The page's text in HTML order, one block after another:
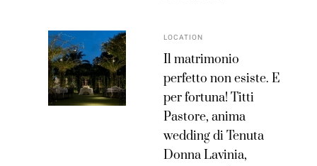
LOCATION
Il matrimonio
perfetto non esiste. E
per fortuna! Titti
Pastore, anima
wedding di Tenuta
Donna Lavinia,